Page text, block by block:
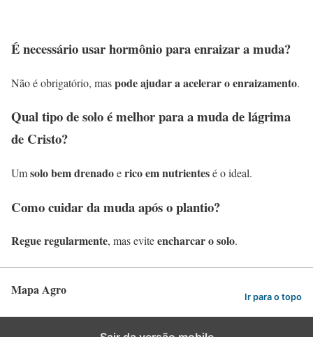
É necessário usar hormônio para enraizar a muda?
Não é obrigatório, maspode ajudar a acelerar o enraizamento.
Qual tipo de solo é melhor para a muda de lágrima
de Cristo?
Umsolo bem drenadoerico em nutrientesé o ideal.
Como cuidar da muda após o plantio?
Regue regularmente, mas eviteencharcar o solo.
Mapa Agro Ir para o topo